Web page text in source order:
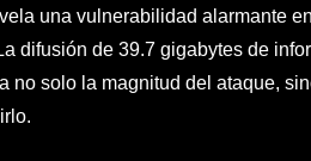
una vulnerabilidad alarmante
difusión de 39.7 gigabytes de
no solo la magnitud del ataque,